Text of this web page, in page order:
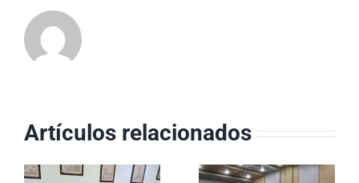
Artículos relacionados
Equipos
ESE Carmen